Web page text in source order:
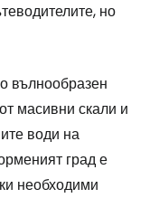
но
вълнообразен
масивни скали и
води на
град е
необходими